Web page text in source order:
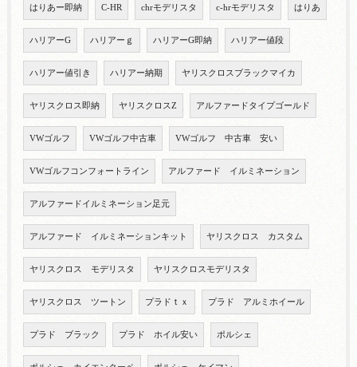
はりあー即納 C-HR chrモデリスタ c-hrモデリスタ はりあ
ハリアーG ハリアーｇ ハリアーG即納 ハリアー値段
ハリアー値引き ハリアー納期 ヤリスクロスブラックマイカ
ヤリスクロス即納 ヤリスクロスZ アルファードタイプゴールド
VWゴルフ VWゴルフ中古車 VWゴルフ 中古車 安い
VWゴルフコンフォートライン アルファード イルミネーション
アルファードイルミネーション足元
アルファード イルミネーションキット ヤリスクロス カスタム
ヤリスクロス モデリスタ ヤリスクロスモデリスタ
ヤリスクロス ツートン プラドｔｘ プラド アルミホイール
プラド ブラック プラド ホイル安い ポルシェ